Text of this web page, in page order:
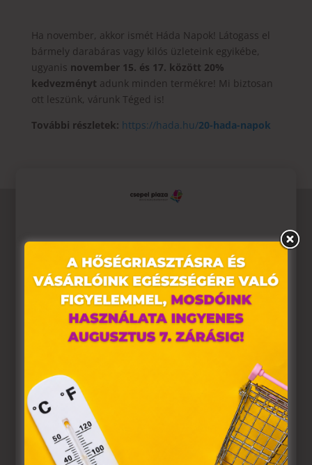
Ha november, akkor ismét Háda Napok! Látogass el
bármely darabáras vagy kilós üzleteink egyikébe,
ugyanis november 15. és 17. között 20%
kedvezményt adunk minden termékre! Mi biztosan
ott leszünk, várunk Téged is!
További részletek: https://hada.hu/20-hada-napok
Weboldalunkon „cookie"-kat (továbbiakban „süti")
alkalmazunk. Ezek olyan fájlok, melyek információt tárolnak
webes böngészőjében. Ehhez az Ön hozzájárulása
szükséges.
A „sütiket" az elektronikus hírközlésről szóló 2003. évi C.
törvény, az elektronikus kereskedelmi szolgáltatások, az
információs társadalommal összefüggő szolgáltatások
egyes kérdéseiről szóló 2001. évi CVIII. törvény, valamint az
Európai Unió előírásainak megfelelően használjuk. Azon
weblapoknak, melyek az Európai Unió országain belül
működnek, a „sütik" használatához, és ezeknek a
felhasználó számítógépén vagy egyéb eszközén történő
tárolásához a felhasználók hozzájárulását kell kérniük.